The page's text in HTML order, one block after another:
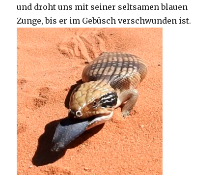
und droht uns mit seiner seltsamen blauen
Zunge, bis er im Gebüsch verschwunden ist.